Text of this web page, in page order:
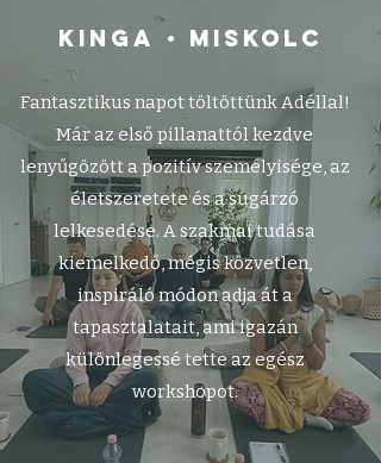
Kinga • Miskolc
Fantasztikus napot töltöttünk Adéllal!
Már az első pillanattól kezdve
lenyűgözött a pozitív személyisége, az
életszeretete és a sugárzó
lelkesedése. A szakmai tudása
kiemelkedő, mégis közvetlen,
inspiráló módon adja át a
tapasztalatait, ami igazán
különlegessé tette az egész
workshopot.